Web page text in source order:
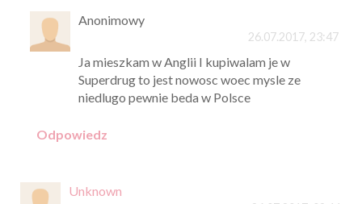
Anonimowy
26.07.2017, 23:47
Ja mieszkam w Anglii I kupiwalam je w
Superdrug to jest nowosc woec mysle ze
niedlugo pewnie beda w Polsce
Odpowiedz
Unknown